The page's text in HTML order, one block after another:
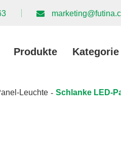
Produkte Kategorie
Leuchte Schlanke LED-